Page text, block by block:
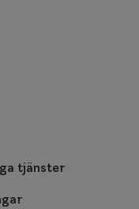
tjänster